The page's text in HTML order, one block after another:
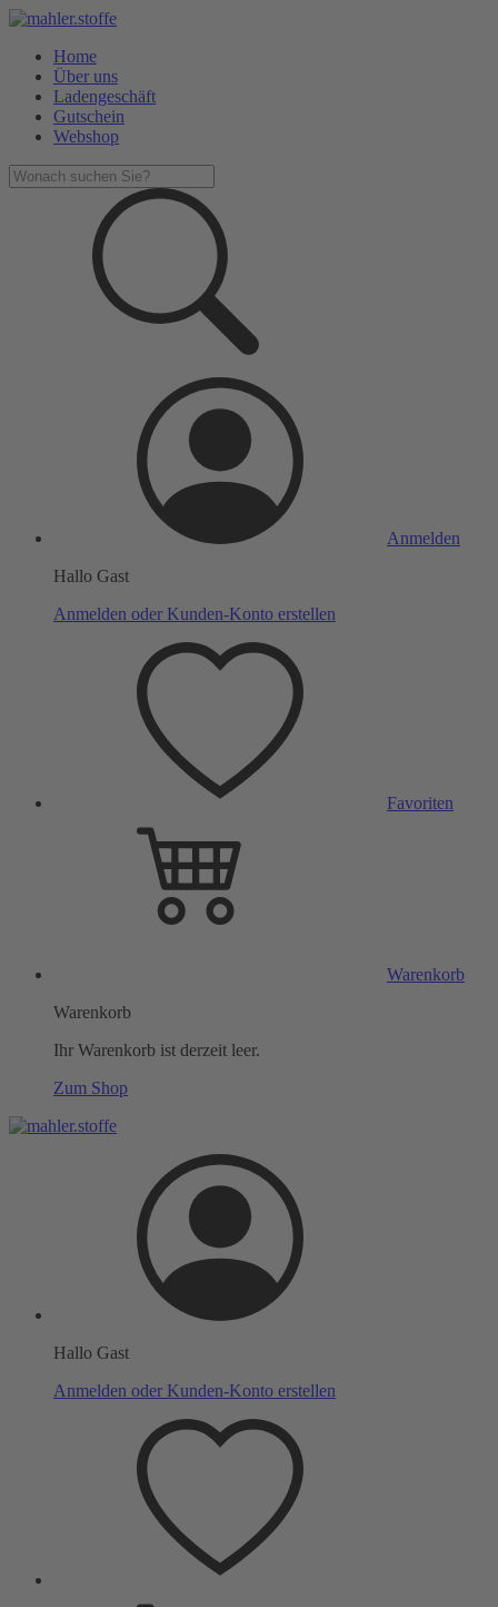
Home
Über uns
Ladengeschäft
Gutschein
Webshop
Anmelden
Hallo Gast
Anmelden oder Kunden-Konto erstellen
Favoriten
Warenkorb
Warenkorb
Ihr Warenkorb ist derzeit leer.
Zum Shop
Hallo Gast
Anmelden oder Kunden-Konto erstellen